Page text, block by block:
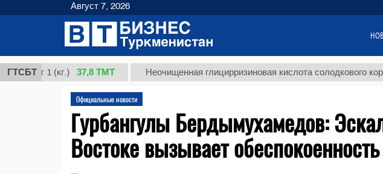
ГТСБТ
1 (кг.) 37,8 ТМТ Неочищенная глицирризиновая кислота солодкового корня
Официальные новости
Гурбангулы Бердымухамедов:
Востоке вызывает
Август 7, 2026